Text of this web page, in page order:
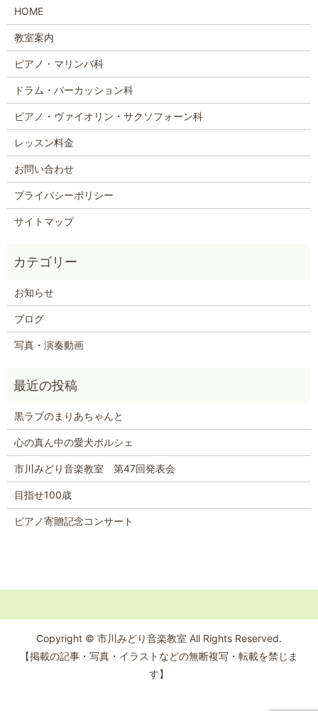
HOME
教室案内
ピアノ・マリンバ科
ドラム・パーカッション科
ピアノ・ヴァイオリン・サクソフォーン科
レッスン料金
お問い合わせ
プライバシーポリシー
サイトマップ
お知らせ
ブログ
写真・演奏動画
黒ラブのまりあちゃんと
心の真ん中の愛犬ポルシェ
市川みどり音楽教室 第47回発表会
目指せ100歳
ピアノ寄贈記念コンサート
Copyright © 市川みどり音楽教室 All Rights Reserved.
【掲載の記事・写真・イラストなどの無断複写・転載を禁じま
す】